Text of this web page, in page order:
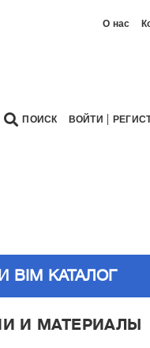
О нас
ПОИСК ВОЙТИ
BIM КАТАЛОГ
И МАТЕРИАЛЫ